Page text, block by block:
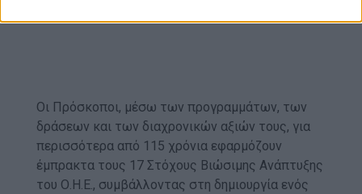
Οι Πρόσκοποι, μέσω των προγραμμάτων, των
δράσεων και των διαχρονικών αξιών τους, για
περισσότερα από 115 χρόνια εφαρμόζουν
έμπρακτα τους 17 Στόχους Βιώσιμης Ανάπτυξης
του Ο.Η.Ε., συμβάλλοντας στη δημιουργία ενός